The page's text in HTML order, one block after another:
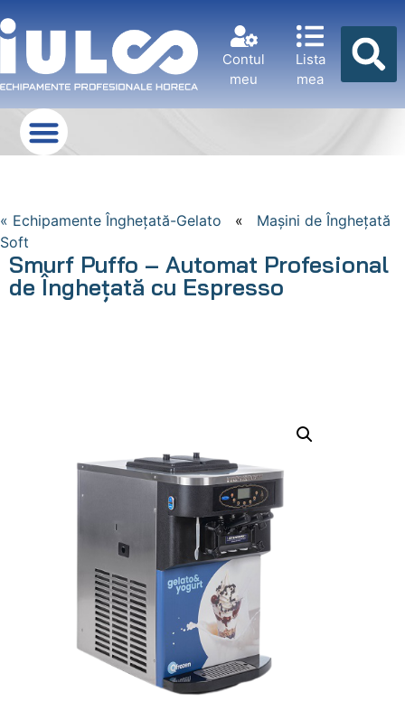
Contul
meu
Lista
mea
« Echipamente Îngheţată-Gelato « Maşini de Îngheţată
Soft
Smurf Puffo – Automat Profesional
de Înghețată cu Espresso